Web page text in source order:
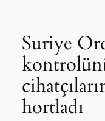
Suriye
hortladı